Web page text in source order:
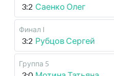
3:2 Саенко Олег
Финал I
3:2 Рубцов Сергей
Группа 5